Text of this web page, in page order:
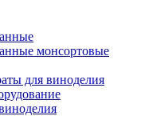
монсортовые
для виноделия